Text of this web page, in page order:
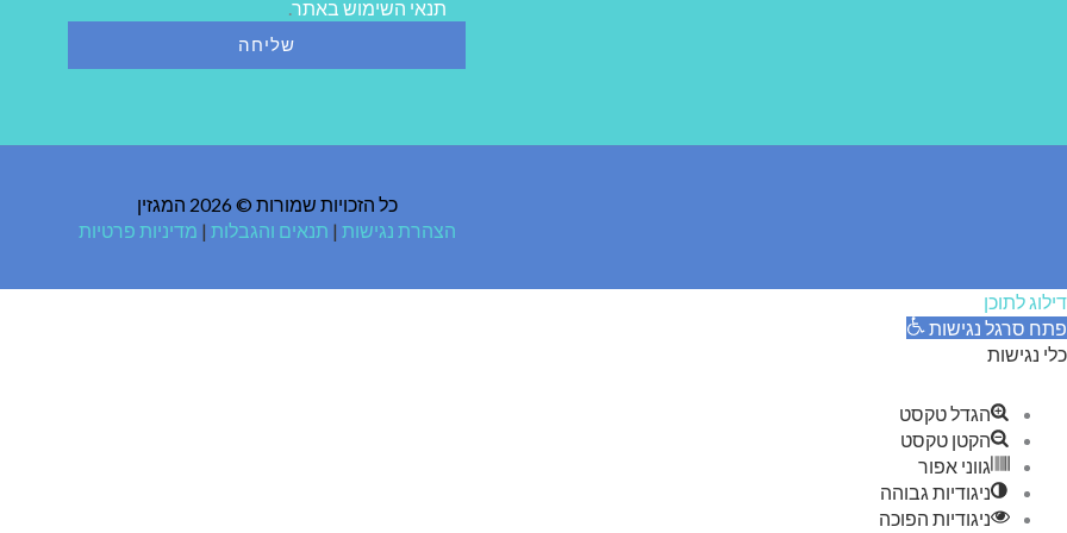
ך תנאי השימוש באתר.
כל הזכויות שמורות © 2026 המגזין
הצהרת נגישות | תנאים והגבלות | מדיניות פרטיות
דילוג לתוכן
פתח סרגל נגישות
כלי נגישות
הגדל טקסט
הקטן טקסט
גווני אפור
ניגודיות גבוהה
ניגודיות הפוכה